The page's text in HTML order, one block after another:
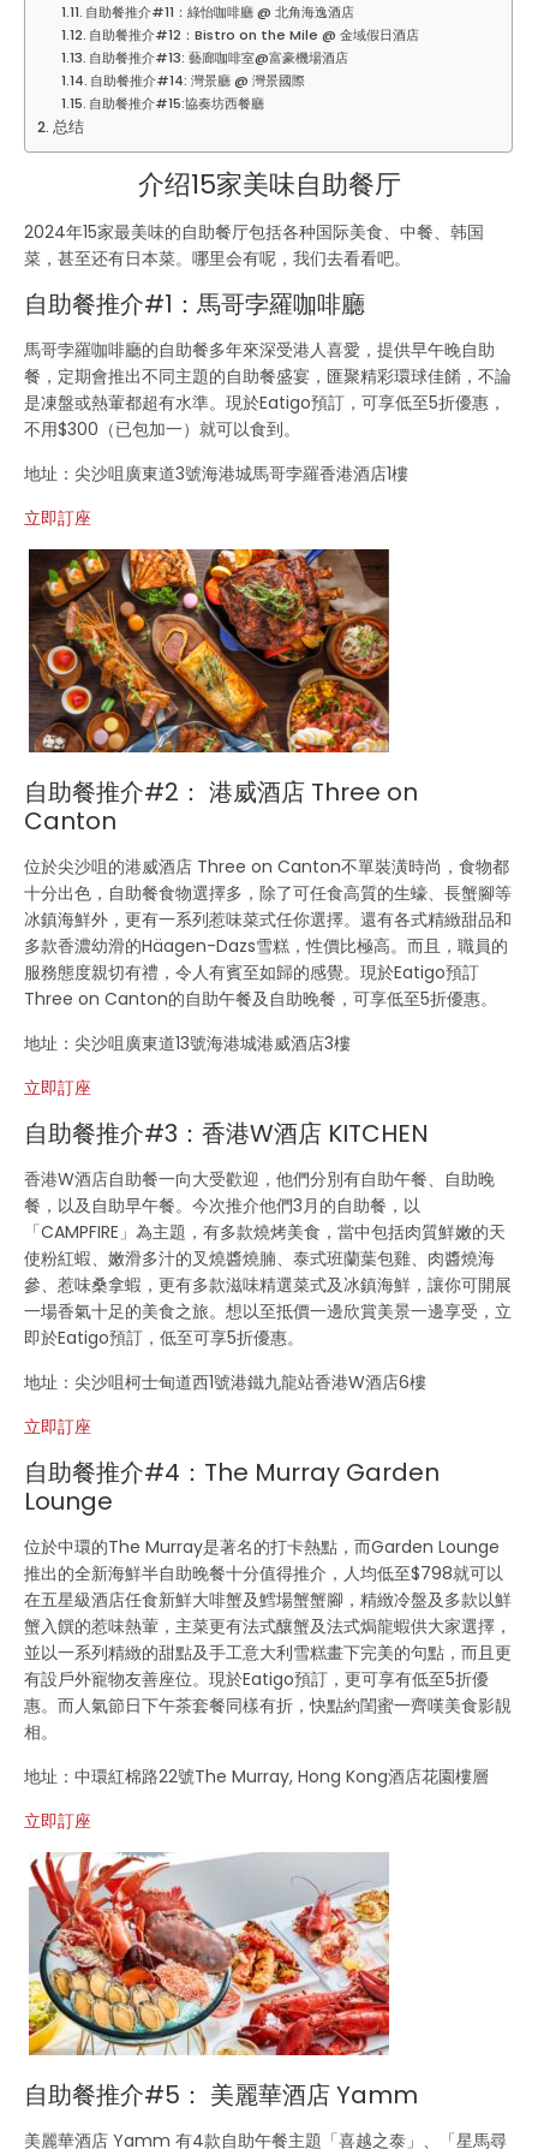
自助餐推介#11：綠怡咖啡廳 @ 北角海逸酒店
自助餐推介#12：Bistro on the Mile @ 金域假日酒店
自助餐推介#13: 藝廊咖啡室@富豪機場酒店
自助餐推介#14: 灣景廳 @ 灣景國際
自助餐推介#15:協奏坊西餐廳
总结
介绍15家美味自助餐厅
2024年15家最美味的自助餐厅包括各种国际美食、中餐、韩国
菜，甚至还有日本菜。哪里会有呢，我们去看看吧。
自助餐推介#1：馬哥孛羅咖啡廳
馬哥孛羅咖啡廳的自助餐多年來深受港人喜愛，提供早午晚自助
餐，定期會推出不同主題的自助餐盛宴，匯聚精彩環球佳餚，不論
是凍盤或熱葷都超有水準。現於Eatigo預訂，可享低至5折優惠，
不用$300（已包加一）就可以食到。
地址：尖沙咀廣東道3號海港城馬哥孛羅香港酒店1樓
立即訂座
自助餐推介#2： 港威酒店 Three on
Canton
位於尖沙咀的港威酒店 Three on Canton不單裝潢時尚，食物都
十分出色，自助餐食物選擇多，除了可任食高質的生蠔、長蟹腳等
冰鎮海鮮外，更有一系列惹味菜式任你選擇。還有各式精緻甜品和
多款香濃幼滑的Häagen-Dazs雪糕，性價比極高。而且，職員的
服務態度親切有禮，令人有賓至如歸的感覺。現於Eatigo預訂
Three on Canton的自助午餐及自助晚餐，可享低至5折優惠。
地址：尖沙咀廣東道13號海港城港威酒店3樓
立即訂座
自助餐推介#3：香港W酒店 KITCHEN
香港W酒店自助餐一向大受歡迎，他們分別有自助午餐、自助晚
餐，以及自助早午餐。今次推介他們3月的自助餐，以
「CAMPFIRE」為主題，有多款燒烤美食，當中包括肉質鮮嫩的天
使粉紅蝦、嫩滑多汁的叉燒醬燒腩、泰式班蘭葉包雞、肉醬燒海
參、惹味桑拿蝦，更有多款滋味精選菜式及冰鎮海鮮，讓你可開展
一場香氣十足的美食之旅。想以至抵價一邊欣賞美景一邊享受，立
即於Eatigo預訂，低至可享5折優惠。
地址：尖沙咀柯士甸道西1號港鐵九龍站香港W酒店6樓
立即訂座
自助餐推介#4：The Murray Garden
Lounge
位於中環的The Murray是著名的打卡熱點，而Garden Lounge
推出的全新海鮮半自助晚餐十分值得推介，人均低至$798就可以
在五星級酒店任食新鮮大啡蟹及鱈場蟹蟹腳，精緻冷盤及多款以鮮
蟹入饌的惹味熱葷，主菜更有法式釀蟹及法式焗龍蝦供大家選擇，
並以一系列精緻的甜點及手工意大利雪糕畫下完美的句點，而且更
有設戶外寵物友善座位。現於Eatigo預訂，更可享有低至5折優
惠。而人氣節日下午茶套餐同樣有折，快點約閨蜜一齊嘆美食影靚
相。
地址：中環紅棉路22號The Murray, Hong Kong酒店花園樓層
立即訂座
自助餐推介#5： 美麗華酒店 Yamm
美麗華酒店 Yamm 有4款自助午餐主題「喜越之泰」、「星馬尋